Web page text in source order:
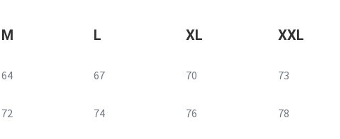
M L XL XXL
64 67 70 73
72 74 76 78